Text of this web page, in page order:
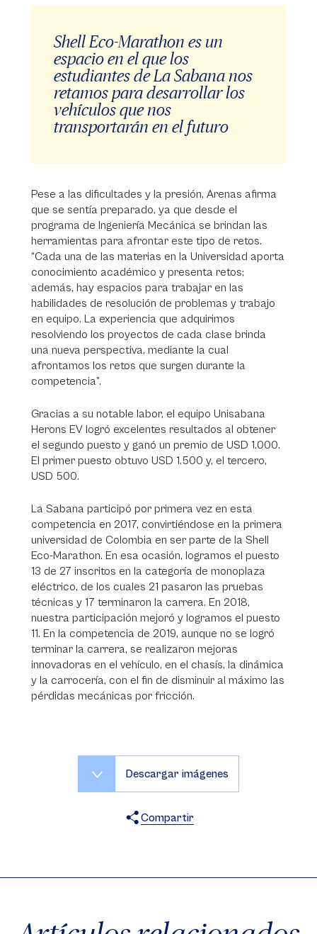
Shell Eco-Marathon es un
espacio en el que los
estudiantes de La Sabana nos
retamos para desarrollar los
vehículos que nos
transportarán en el futuro
Pese a las dificultades y la presión, Arenas afirma
que se sentía preparado, ya que desde el
programa de Ingeniería Mecánica se brindan las
herramientas para afrontar este tipo de retos.
“Cada una de las materias en la Universidad aporta
conocimiento académico y presenta retos;
además, hay espacios para trabajar en las
habilidades de resolución de problemas y trabajo
en equipo. La experiencia que adquirimos
resolviendo los proyectos de cada clase brinda
una nueva perspectiva, mediante la cual
afrontamos los retos que surgen durante la
competencia”.
Gracias a su notable labor, el equipo Unisabana
Herons EV logró excelentes resultados al obtener
el segundo puesto y ganó un premio de USD 1.000.
El primer puesto obtuvo USD 1.500 y, el tercero,
USD 500.
La Sabana participó por primera vez en esta
competencia en 2017, convirtiéndose en la primera
universidad de Colombia en ser parte de la Shell
Eco-Marathon. En esa ocasión, logramos el puesto
13 de 27 inscritos en la categoría de monoplaza
eléctrico, de los cuales 21 pasaron las pruebas
técnicas y 17 terminaron la carrera. En 2018,
nuestra participación mejoró y logramos el puesto
11. En la competencia de 2019, aunque no se logró
terminar la carrera, se realizaron mejoras
innovadoras en el vehículo, en el chasís, la dinámica
y la carrocería, con el fin de disminuir al máximo las
pérdidas mecánicas por fricción.
Descargar imágenes
Compartir